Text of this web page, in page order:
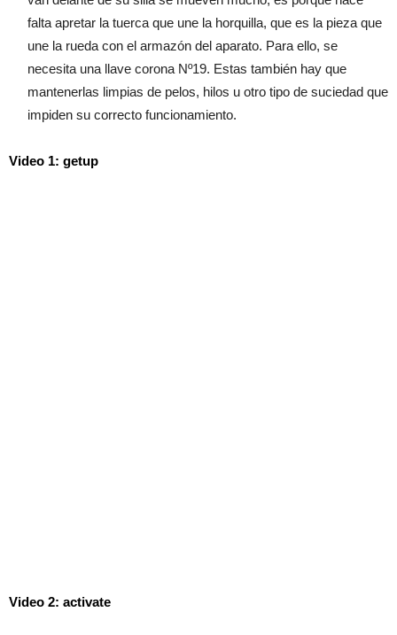
falta apretar la tuerca que une la horquilla, que es la pieza que
une la rueda con el armazón del aparato. Para ello, se
necesita una llave corona Nº19. Estas también hay que
mantenerlas limpias de pelos, hilos u otro tipo de suciedad que
impiden su correcto funcionamiento.
Video 1: getup
Video 2: activate